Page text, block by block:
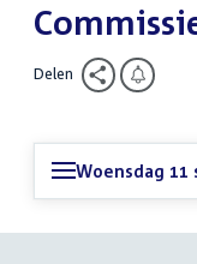
Delen
Woensdag 11